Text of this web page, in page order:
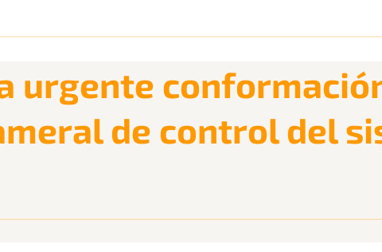
urgente
de control del